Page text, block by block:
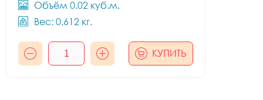
Объём 0.02 куб.м.
Вес: 0.612 кг.
КУПИТЬ